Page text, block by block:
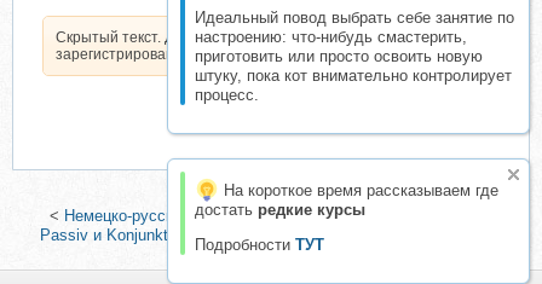
Идеальный повод выбрать себе занятие по
настроению: что-нибудь смастерить,
приготовить или просто освоить новую
штуку, пока кот внимательно контролирует
процесс.
На короткое время рассказываем где
достать редкие курсы
Подробности ТУТ
Скрытый текст. Доступен только
зарегистрированным пользователям.
< Немецко-русский визуальный словарь|Тренинг Sprechen.
Passiv и Konjunktiv II. Минимальный тариф (Игорь Можаров)